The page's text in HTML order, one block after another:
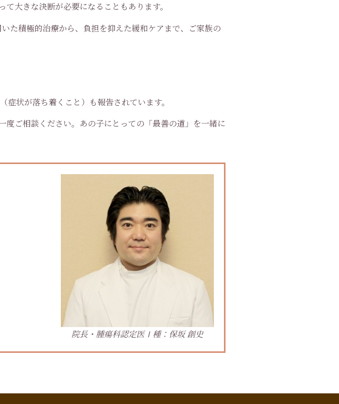
大きな決断が必要になることもあります。
た積極的治療から、負担を抑えた緩和ケアまで、ご家族の
状が落ち着くこと）も報告されています。
ご相談ください。あの子にとっての「最善の道」を一緒に
院長・腫瘍科認定医Ⅰ種：保坂 創史